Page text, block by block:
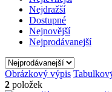
Nejdražší
Dostupné
Nejnovější
Nejprodávanejší
Obrázkový výpis
2 položek